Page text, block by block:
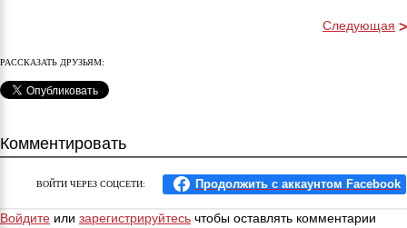
Следующая >
РАССКАЗАТЬ ДРУЗЬЯМ:
Комментировать
ВОЙТИ ЧЕРЕЗ СОЦСЕТИ:
Войдите или зарегистрируйтесь чтобы оставлять комментарии